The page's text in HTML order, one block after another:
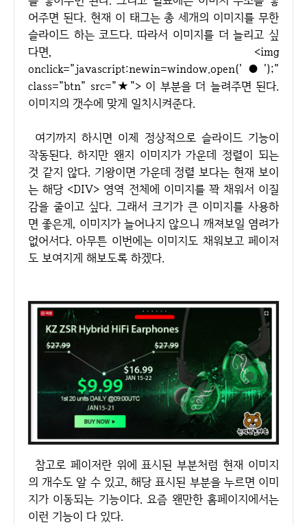
어주면 된다. 현재 이 태그는 총 세개의 이미지를 무한
슬라이드 하는 코드다. 따라서 이미지를 더 늘리고 싶
다면, <img
onclick="javascript:newin=window.open('●');"
class="btn" src="★"> 이 부분을 더 늘려주면 된다.
이미지의 갯수에 맞게 일치시켜준다.
여기까지 하시면 이제 정상적으로 슬라이드 기능이
작동된다. 하지만 왠지 이미지가 가운데 정렬이 되는
것 같지 않다. 기왕이면 가운데 정렬 보다는 현재 보이
는 해당 <DIV> 영역 전체에 이미지를 꽉 채워서 이질
감을 줄이고 싶다. 그래서 크기가 큰 이미지를 사용하
면 좋은게, 이미지가 늘어나지 않으니 깨져보일 염려가
없어서다. 아무튼 이번에는 이미지도 채워보고 페이저
도 보여지게 해보도록 하겠다.
참고로 페이저란 위에 표시된 부분처럼 현재 이미지
의 개수도 알 수 있고, 해당 표시된 부분을 누르면 이미
지가 이동되는 기능이다. 요즘 왠만한 홈페이지에서는
이런 기능이 다 있다.